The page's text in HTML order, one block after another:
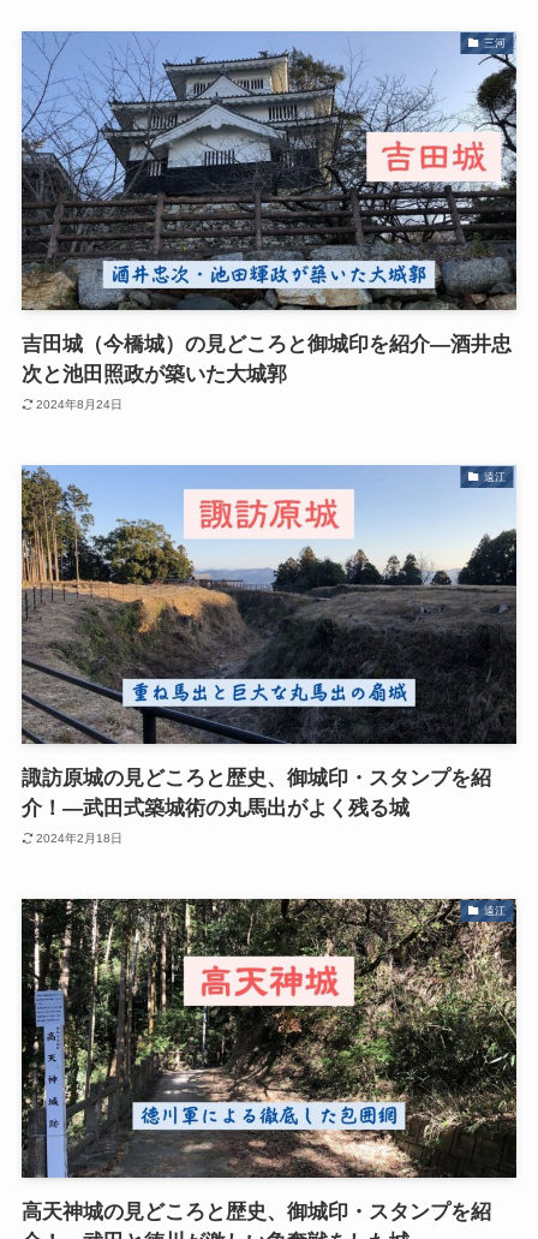
三河
吉田城（今橋城）の見どころと御城印を紹介―酒井忠
次と池田照政が築いた大城郭
2024年8月24日
遠江
諏訪原城の見どころと歴史、御城印・スタンプを紹
介！―武田式築城術の丸馬出がよく残る城
2024年2月18日
遠江
高天神城の見どころと歴史、御城印・スタンプを紹